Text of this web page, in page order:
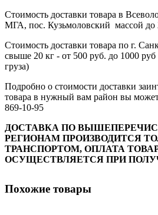
Стоимость доставки товара в
МГА, пос. Кузьмоловский массой до
Стоимость доставки товара по г.
свыше 20 кг - от 500 руб. до 1000
груза)
Подробно о стоимости доставки
товара в нужный вам район вы
869-10-95
ДОСТАВКА ПО
РЕГИОНАМ ПРОИЗВОДИТСЯ
ТРАНСПОРТОМ, ОПЛАТА
ОСУЩЕСТВЛЯЕТСЯ ПРИ
Похожие товары